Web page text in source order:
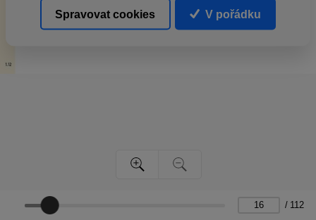
/ 112
Spravovat cookies V pořádku